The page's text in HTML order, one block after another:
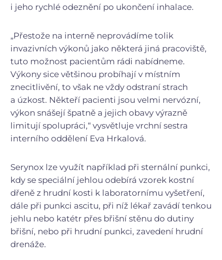
i jeho rychlé odeznění po ukončení inhalace.
„Přestože na interně neprovádíme tolik
invazivních výkonů jako některá jiná pracoviště,
tuto možnost pacientům rádi nabídneme.
Výkony sice většinou probíhají v místním
znecitlivění, to však ne vždy odstraní strach
a úzkost. Někteří pacienti jsou velmi nervózní,
výkon snášejí špatně a jejich obavy výrazně
limitují spolupráci,“ vysvětluje vrchní sestra
interního oddělení Eva Hrkalová.
Serynox lze využít například při sternální punkci,
kdy se speciální jehlou odebírá vzorek kostní
dřeně z hrudní kosti k laboratornímu vyšetření,
dále při punkci ascitu, při níž lékař zavádí tenkou
jehlu nebo katétr přes břišní stěnu do dutiny
břišní, nebo při hrudní punkci, zavedení hrudní
drenáže.